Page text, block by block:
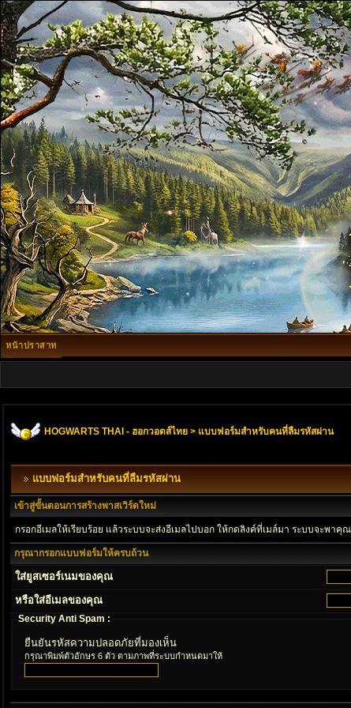
หน้าปราสาท
HOGWARTS THAI - ฮอกวอตส์ไทย > แบบฟอร์มสำหรับคนที่ลืมรหัสผ่าน
แบบฟอร์มสำหรับคนที่ลืมรหัสผ่าน
เข้าสู่ขั้นตอนการสร้างพาสเวิร์ดใหม่
กรอกอีเมลให้เรียบร้อย แล้วระบบจะส่งอีเมลไปบอก ให้กดลิงค์ที่เมล์มา ระบบจะพา
กรุณากรอกแบบฟอร์มให้ครบถ้วน
ใส่ยูสเซอร์เนมของคุณ
หรือใส่อีเมลของคุณ
Security Anti Spam :
ยืนยันรหัสความปลอดภัยที่มองเห็น
กรุณาพิมพ์ตัวอักษร 6 ตัว ตามภาพที่ระบบกำหนดมาให้